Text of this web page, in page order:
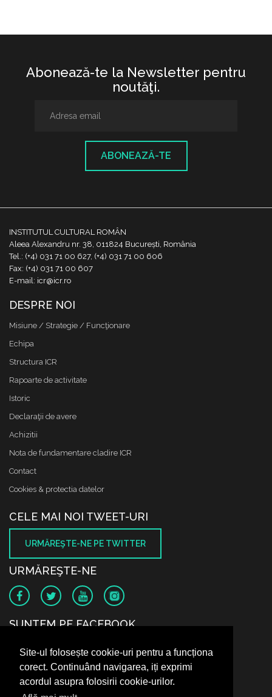
Site-ul folosește cookie-uri pentru a funcționa
corect. Continuând navigarea, iți exprimi
acordul asupra folosirii cookie-urilor.
Abonează-te la Newsletter pentru
noutăţi.
ABONEAZĂ-TE
INSTITUTUL CULTURAL ROMÂN
Aleea Alexandru nr. 38, 011824 București, România
Tel.: (+4) 031 71 00 627, (+4) 031 71 00 606
Fax: (+4) 031 71 00 607
E-mail: icr@icr.ro
DESPRE NOI
Misiune / Strategie / Funcţionare
Echipa
Structura ICR
Rapoarte de activitate
Istoric
Declaraţii de avere
Achizitii
Nota de fundamentare cladire ICR
Contact
Cookies & protectia datelor
CELE MAI NOI TWEET-URI
URMĂREŞTE-NE PE TWITTER
URMĂREŞTE-NE
SUNTEM PE FACEBOOK